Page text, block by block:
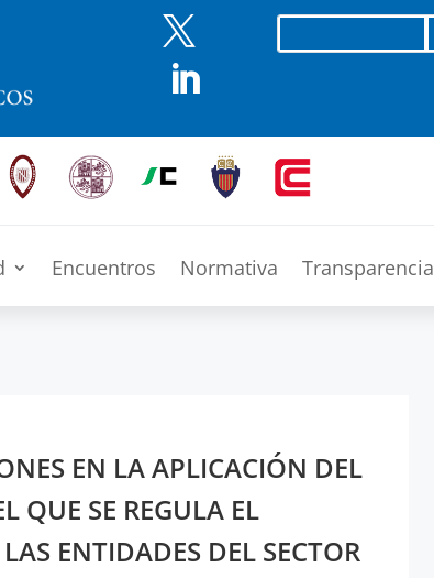


Encuentros Normativa Transparencia
EN LA APLICACIÓN DEL
QUE SE REGULA EL
ENTIDADES DEL SECTOR